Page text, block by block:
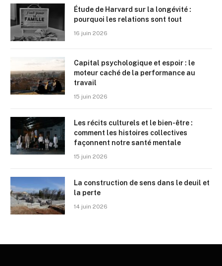
Étude de Harvard sur la longévité :
pourquoi les relations sont tout
16 juin 2026
Capital psychologique et espoir : le
moteur caché de la performance au
travail
15 juin 2026
Les récits culturels et le bien-être :
comment les histoires collectives
façonnent notre santé mentale
15 juin 2026
La construction de sens dans le deuil et
la perte
14 juin 2026